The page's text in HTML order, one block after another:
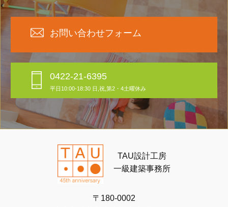
お問い合わせフォーム
0422-21-6395
平日10:00-18:30 日,祝,第2・4土曜休み
TAU設計工房
一級建築事務所
〒180-0002